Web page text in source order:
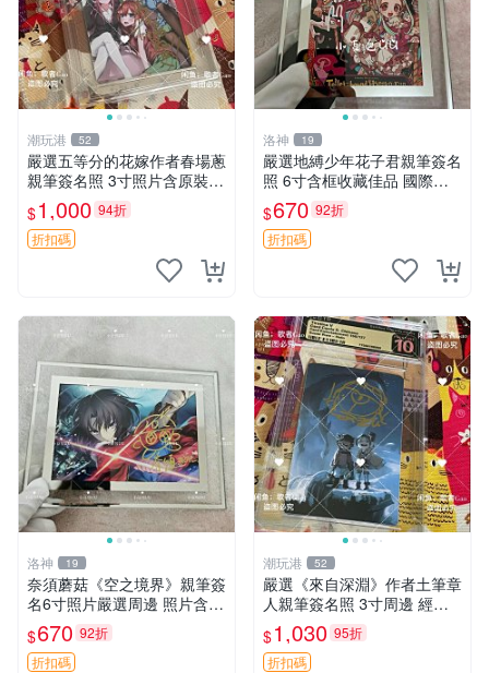
潮玩港 52
嚴選五等分的花嫁作者春場蔥
親筆簽名照 3寸照片含原裝卡
套 收藏級周邊適合珍藏 五等
分的花嫁 照片 春場蔥
$1,000 94折
折扣碼
洛神 19
嚴選地縛少年花子君親筆簽名
照 6寸含框收藏佳品 國際知
名漫畫作品限量周邊 地縛少
年花子君 簽名照片 漫畫迷必
備收藏品
$670 92折
折扣碼
洛神 19
奈須蘑菇《空之境界》親筆簽
名6寸照片嚴選周邊 照片含框
保證真品 溫馨收藏 空之境界
奈須蘑菇 簽名照
$670 92折
折扣碼
潮玩港 52
嚴選《來自深淵》作者土筆章
人親筆簽名照 3寸周邊 經典
卡磚 相片拍賣 深淵 Made in
Abyss 土筆章人 照片
$1,030 95折
折扣碼